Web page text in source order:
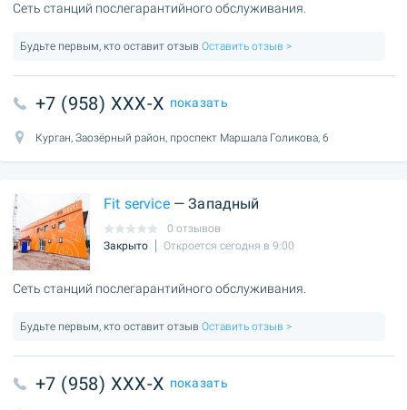
Сеть станций послегарантийного обслуживания.
Будьте первым, кто оставит отзыв Оставить отзыв >
+7 (958) XXX-X показать
Курган, Заозёрный район, проспект Маршала Голикова, 6
Fit service— Западный
0 отзывов
Закрыто
Откроется сегодня в 9:00
Сеть станций послегарантийного обслуживания.
Будьте первым, кто оставит отзыв Оставить отзыв >
+7 (958) XXX-X показать